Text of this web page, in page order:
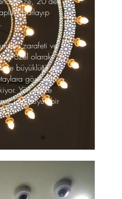
tasarlayıp
zarafeti ve
özel olarak
büyüklüğü ve
gösterilen
Yön Avize
için büyük bir